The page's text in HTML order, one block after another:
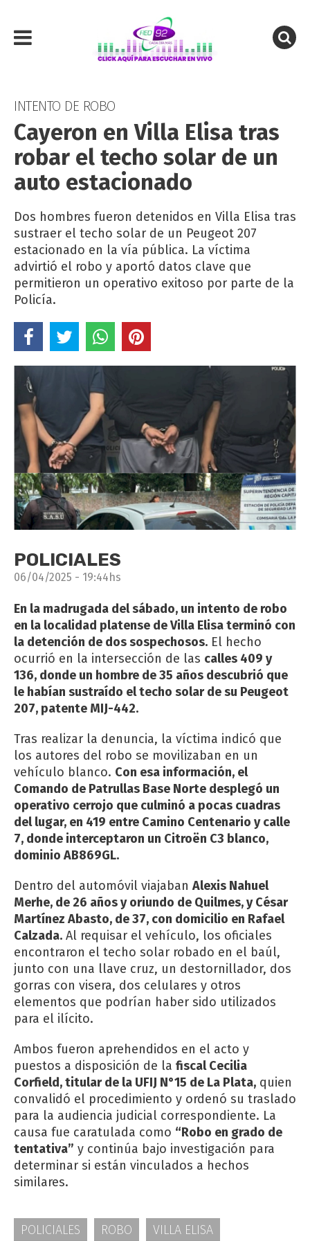
INTENTO DE ROBO
Cayeron en Villa Elisa tras
robar el techo solar de un
auto estacionado
Dos hombres fueron detenidos en Villa Elisa tras
sustraer el techo solar de un Peugeot 207
estacionado en la vía pública. La víctima
advirtió el robo y aportó datos clave que
permitieron un operativo exitoso por parte de la
Policía.
POLICIALES
06/04/2025 - 19:44hs
En la madrugada del sábado, un intento de robo
en la localidad platense de Villa Elisa terminó con
la detención de dos sospechosos. El hecho
ocurrió en la intersección de las calles 409 y
136, donde un hombre de 35 años descubrió que
le habían sustraído el techo solar de su Peugeot
207, patente MIJ-442.
Tras realizar la denuncia, la víctima indicó que
los autores del robo se movilizaban en un
vehículo blanco. Con esa información, el
Comando de Patrullas Base Norte desplegó un
operativo cerrojo que culminó a pocas cuadras
del lugar, en 419 entre Camino Centenario y calle
7, donde interceptaron un Citroën C3 blanco,
dominio AB869GL.
Dentro del automóvil viajaban Alexis Nahuel
Merhe, de 26 años y oriundo de Quilmes, y César
Martínez Abasto, de 37, con domicilio en Rafael
Calzada. Al requisar el vehículo, los oficiales
encontraron el techo solar robado en el baúl,
junto con una llave cruz, un destornillador, dos
gorras con visera, dos celulares y otros
elementos que podrían haber sido utilizados
para el ilícito.
Ambos fueron aprehendidos en el acto y
puestos a disposición de la fiscal Cecilia
Corfield, titular de la UFIJ N°15 de La Plata, quien
convalidó el procedimiento y ordenó su traslado
para la audiencia judicial correspondiente. La
causa fue caratulada como “Robo en grado de
tentativa” y continúa bajo investigación para
determinar si están vinculados a hechos
similares.
POLICIALES ROBO
VILLA ELISA